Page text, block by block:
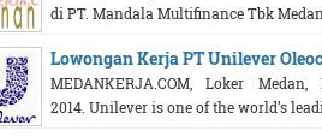
di PT. Mandala Multifinance Tbk
Lowongan Kerja PT Unilever
MEDANKERJA.COM, Loker
2014. Unilever is one of the world’s